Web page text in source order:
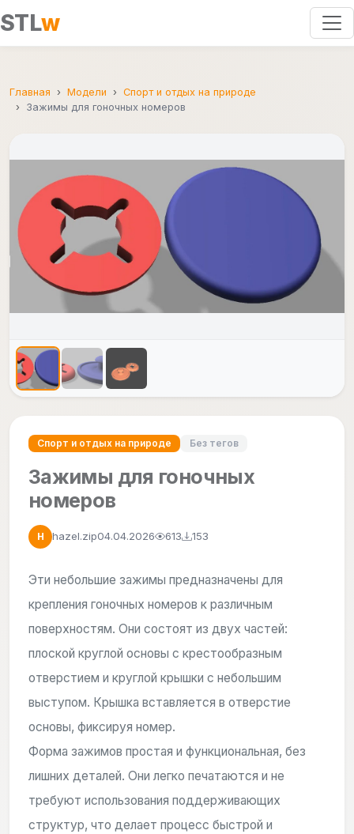
STLw
Главная Модели
Спорт и отдых на природе
Зажимы для гоночных номеров
Спорт и отдых на природе Без тегов
Зажимы для гоночных
номеров
H hazel.zip04.04.2026 613 153
Эти небольшие зажимы предназначены для
крепления гоночных номеров к различным
поверхностям. Они состоят из двух частей:
плоской круглой основы с крестообразным
отверстием и круглой крышки с небольшим
выступом. Крышка вставляется в отверстие
основы, фиксируя номер.
Форма зажимов простая и функциональная, без
лишних деталей. Они легко печатаются и не
требуют использования поддерживающих
структур, что делает процесс быстрой и